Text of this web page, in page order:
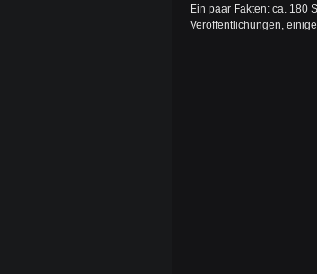
Ein paar Fakten: ca. 180
Veröffentlichungen,